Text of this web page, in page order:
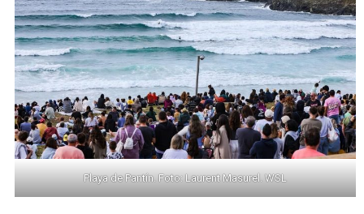
Playa de Pantín. Foto: Laurent Masurel. WSL